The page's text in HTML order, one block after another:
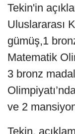
Tekin'in
Uluslararası
gümüş,1
Matematik
3 bronz
ve 2
Tekin,